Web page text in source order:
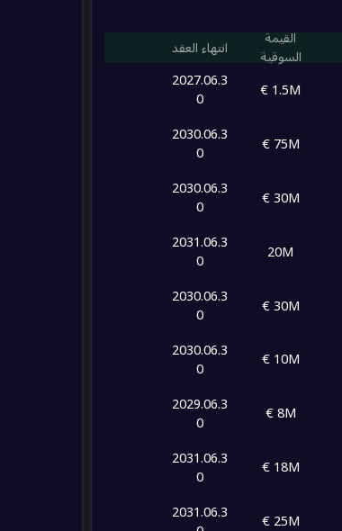
القيمة
السوقية
انتهاء العقد
1.5M €
2027.06.3
0
75M €
2030.06.3
0
30M €
2030.06.3
0
20M
2031.06.3
0
30M €
2030.06.3
0
10M €
2030.06.3
0
8M €
2029.06.3
0
18M €
2031.06.3
0
25M €
2031.06.3